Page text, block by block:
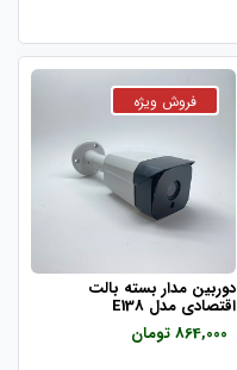
دوربین مدار بسته بالت
اقتصادی مدل E138
864,000 تومان